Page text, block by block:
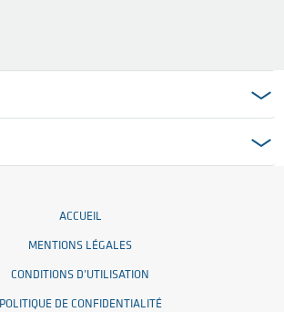
ACCUEIL
MENTIONS LÉGALES
CONDITIONS D’UTILISATION
POLITIQUE DE CONFIDENTIALITÉ